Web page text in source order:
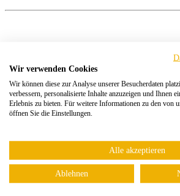
Wir verwenden Cookies
Wir können diese zur Analyse unserer Besucherdaten
verbessern, personalisierte Inhalte anzuzeigen und Ihnen
Erlebnis zu bieten. Für weitere Informationen zu den von
öffnen Sie die Einstellungen.
Alle akzeptieren
Ablehnen